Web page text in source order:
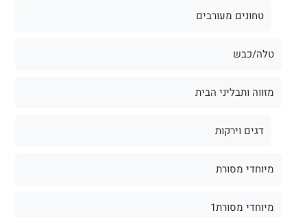
טחונים מעורבים
טלה/כבש
מזווה ותבליני הבית
דגים וירקות
מיוחדי מסורת
מיוחדי מסורת1